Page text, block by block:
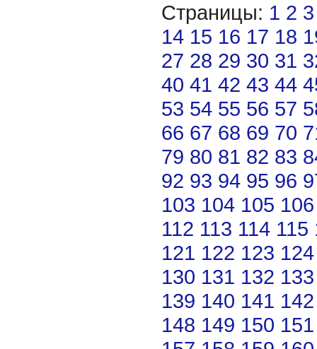
Страницы: 1 2 3
14 15 16 17 18
27 28 29 30 31
40 41 42 43 44
53 54 55 56 57
66 67 68 69 70
79 80 81 82 83
92 93 94 95 96
103 104 105 106
112 113 114 115
121 122 123 124
130 131 132 133
139 140 141 142
148 149 150 151